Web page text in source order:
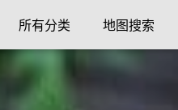
所有分类 地图搜索